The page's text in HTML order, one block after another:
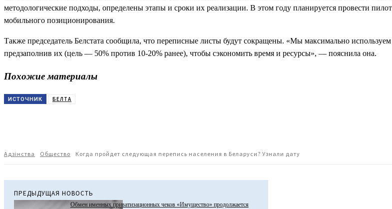
методологические подходы, определены этапы и сроки их реализации. В этом году планируется провести
мобильного позиционирования.
Также председатель Белстата сообщила, что переписные листы будут сокращены. «Мы максимально
предзаполнив их (цель — 50% против 10-20% ранее), чтобы сэкономить время и ресурсы», — пояснила она.
Похожие материалы
ИСТОЧНИК БЕЛТА
Адзiнства Общество Когда пройдет следующая перепись населения в Беларуси? Узнали дату
ПРЕДЫДУЩАЯ НОВОСТЬ
Обмен именных приватизационных чеков «Имущество» продолжается